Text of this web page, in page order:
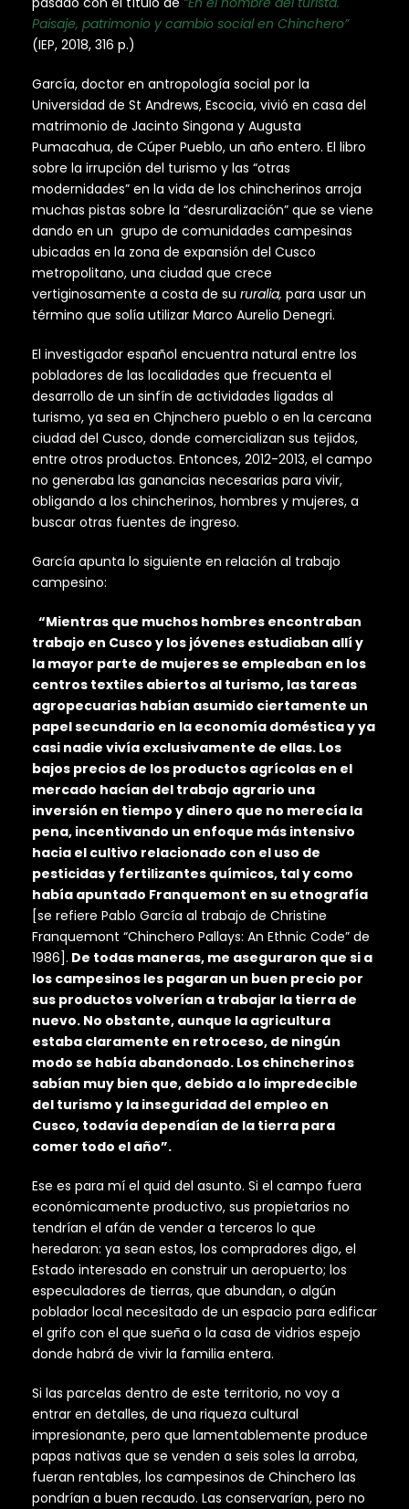
Paisaje, patrimonio y cambio social en Chinchero”
(IEP, 2018, 316 p.)
García, doctor en antropología social por la
Universidad de St Andrews, Escocia, vivió en casa del
matrimonio de Jacinto Singona y Augusta
Pumacahua, de Cúper Pueblo, un año entero. El libro
sobre la irrupción del turismo y las “otras
modernidades” en la vida de los chincherinos arroja
muchas pistas sobre la “desruralización” que se viene
dando en un grupo de comunidades campesinas
ubicadas en la zona de expansión del Cusco
metropolitano, una ciudad que crece
vertiginosamente a costa de su ruralia, para usar un
término que solía utilizar Marco Aurelio Denegri.
El investigador español encuentra natural entre los
pobladores de las localidades que frecuenta el
desarrollo de un sinfín de actividades ligadas al
turismo, ya sea en Chjnchero pueblo o en la cercana
ciudad del Cusco, donde comercializan sus tejidos,
entre otros productos. Entonces, 2012-2013, el campo
no generaba las ganancias necesarias para vivir,
obligando a los chincherinos, hombres y mujeres, a
buscar otras fuentes de ingreso.
García apunta lo siguiente en relación al trabajo
campesino:
“Mientras que muchos hombres encontraban
trabajo en Cusco y los jóvenes estudiaban allí y
la mayor parte de mujeres se empleaban en los
centros textiles abiertos al turismo, las tareas
agropecuarias habían asumido ciertamente un
papel secundario en la economía doméstica y ya
casi nadie vivía exclusivamente de ellas. Los
bajos precios de los productos agrícolas en el
mercado hacían del trabajo agrario una
inversión en tiempo y dinero que no merecía la
pena, incentivando un enfoque más intensivo
hacia el cultivo relacionado con el uso de
pesticidas y fertilizantes químicos, tal y como
había apuntado Franquemont en su etnografía
[se refiere Pablo García al trabajo de Christine
Franquemont “Chinchero Pallays: An Ethnic Code” de
1986]. De todas maneras, me aseguraron que si a
los campesinos les pagaran un buen precio por
sus productos volverían a trabajar la tierra de
nuevo. No obstante, aunque la agricultura
estaba claramente en retroceso, de ningún
modo se había abandonado. Los chincherinos
sabían muy bien que, debido a lo impredecible
del turismo y la inseguridad del empleo en
Cusco, todavía dependían de la tierra para
comer todo el año”.
Ese es para mí el quid del asunto. Si el campo fuera
económicamente productivo, sus propietarios no
tendrían el afán de vender a terceros lo que
heredaron: ya sean estos, los compradores digo, el
Estado interesado en construir un aeropuerto; los
especuladores de tierras, que abundan, o algún
poblador local necesitado de un espacio para edificar
el grifo con el que sueña o la casa de vidrios espejo
donde habrá de vivir la familia entera.
Si las parcelas dentro de este territorio, no voy a
entrar en detalles, de una riqueza cultural
impresionante, pero que lamentablemente produce
papas nativas que se venden a seis soles la arroba,
fueran rentables, los campesinos de Chinchero las
pondrían a buen recaudo. Las conservarían, pero no